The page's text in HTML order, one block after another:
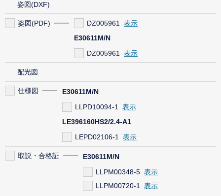
姿図(DXF)
姿図(PDF)
DZ005961
E30611M/N
DZ005961
配光図
仕様図
E30611M/N
LLPD10094-1
LE396160HS2/2.4-A1
LEPD02106-1
取説・合格証
E30611M/N
LLPM00348-5
LLPM00720-1